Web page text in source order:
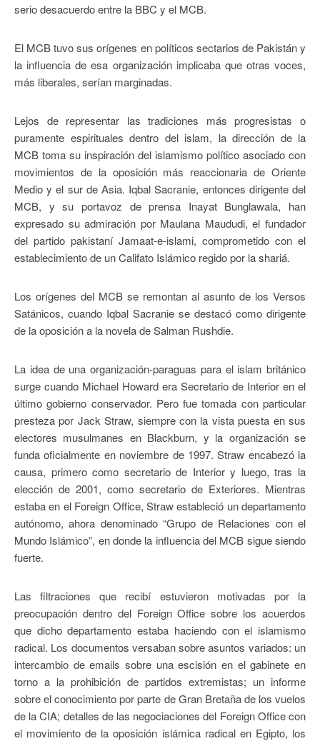
serio desacuerdo entre la BBC y el MCB.
El MCB tuvo sus orígenes en políticos sectarios de Pakistán y
la influencia de esa organización implicaba que otras voces,
más liberales, serían marginadas.
Lejos de representar las tradiciones más progresistas o
puramente espirituales dentro del islam, la dirección de la
MCB toma su inspiración del islamismo político asociado con
movimientos de la oposición más reaccionaria de Oriente
Medio y el sur de Asia. Iqbal Sacranie, entonces dirigente del
MCB, y su portavoz de prensa Inayat Bunglawala, han
expresado su admiración por Maulana Maududi, el fundador
del partido pakistaní Jamaat-e-islami, comprometido con el
establecimiento de un Califato Islámico regido por la shariá.
Los orígenes del MCB se remontan al asunto de los Versos
Satánicos, cuando Iqbal Sacranie se destacó como dirigente
de la oposición a la novela de Salman Rushdie.
La idea de una organización-paraguas para el islam británico
surge cuando Michael Howard era Secretario de Interior en el
último gobierno conservador. Pero fue tomada con particular
presteza por Jack Straw, siempre con la vista puesta en sus
electores musulmanes en Blackburn, y la organización se
funda oficialmente en noviembre de 1997. Straw encabezó la
causa, primero como secretario de Interior y luego, tras la
elección de 2001, como secretario de Exteriores. Mientras
estaba en el Foreign Office, Straw estableció un departamento
autónomo, ahora denominado “Grupo de Relaciones con el
Mundo Islámico”, en donde la influencia del MCB sigue siendo
fuerte.
Las filtraciones que recibí estuvieron motivadas por la
preocupación dentro del Foreign Office sobre los acuerdos
que dicho departamento estaba haciendo con el islamismo
radical. Los documentos versaban sobre asuntos variados: un
intercambio de emails sobre una escisión en el gabinete en
torno a la prohibición de partidos extremistas; un informe
sobre el conocimiento por parte de Gran Bretaña de los vuelos
de la CIA; detalles de las negociaciones del Foreign Office con
el movimiento de la oposición islámica radical en Egipto, los